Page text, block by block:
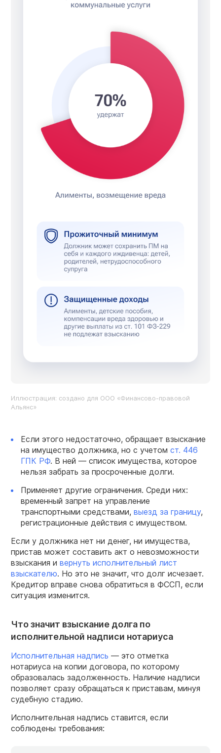
Иллюстрация: создано для ООО «Финансово-правовой
Альянс»
Если этого недостаточно, обращает взыскание
на имущество должника, но с учетом ст. 446
ГПК РФ. В ней — список имущества, которое
нельзя забрать за просроченные долги.
Применяет другие ограничения. Среди них:
временный запрет на управление
транспортными средствами, выезд за границу,
регистрационные действия с имуществом.
Если у должника нет ни денег, ни имущества,
пристав может составить акт о невозможности
взыскания и вернуть исполнительный лист
взыскателю. Но это не значит, что долг исчезает.
Кредитор вправе снова обратиться в ФССП, если
ситуация изменится.
Что значит взыскание долга по
исполнительной надписи нотариуса
Исполнительная надпись — это отметка
нотариуса на копии договора, по которому
образовалась задолженность. Наличие надписи
позволяет сразу обращаться к приставам, минуя
судебную стадию.
Исполнительная надпись ставится, если
соблюдены требования: